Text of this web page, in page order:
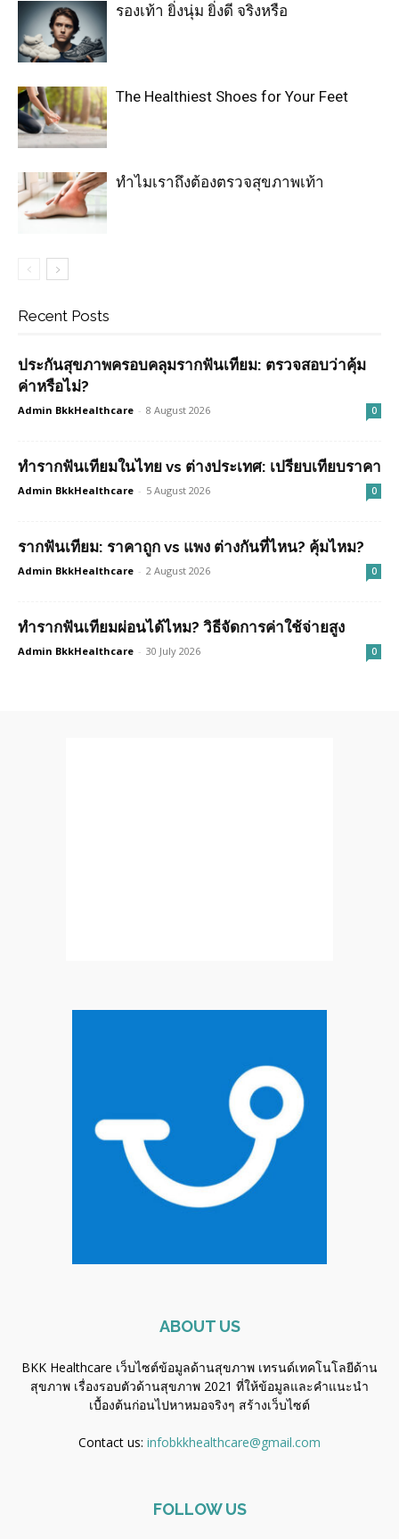
รองเท้า ยิ่งนุ่ม ยิ่งดี จริงหรือ
The Healthiest Shoes for Your Feet
ทำไมเราถึงต้องตรวจสุขภาพเท้า
Recent Posts
ประกันสุขภาพครอบคลุมรากฟันเทียม: ตรวจสอบว่าคุ้ม
ค่าหรือไม่?
Admin BkkHealthcare - 8 August 2026 0
ทำรากฟันเทียมในไทย vs ต่างประเทศ: เปรียบเทียบราคา
Admin BkkHealthcare - 5 August 2026 0
รากฟันเทียม: ราคาถูก vs แพง ต่างกันที่ไหน? คุ้มไหม?
Admin BkkHealthcare - 2 August 2026 0
ทำรากฟันเทียมผ่อนได้ไหม? วิธีจัดการค่าใช้จ่ายสูง
Admin BkkHealthcare - 30 July 2026 0
ABOUT US
BKK Healthcare เว็บไซต์ข้อมูลด้านสุขภาพ เทรนด์เทคโนโลยีด้าน
สุขภาพ เรื่องรอบตัวด้านสุขภาพ 2021 ที่ให้ข้อมูลและคำแนะนำ
เบื้องต้นก่อนไปหาหมอจริงๆ สร้างเว็บไซต์
Contact us: infobkkhealthcare@gmail.com
FOLLOW US